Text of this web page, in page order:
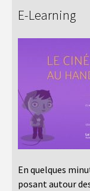
E-Learning
En quelques
posant autour